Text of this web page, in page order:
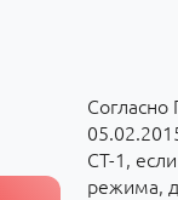
СТ-1,
режима,